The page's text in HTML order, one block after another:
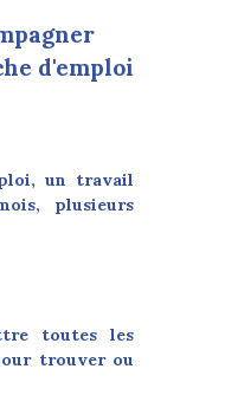
d'emploi
un travail
plusieurs
toutes les
trouver ou